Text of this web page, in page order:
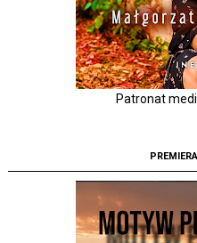
Patronat